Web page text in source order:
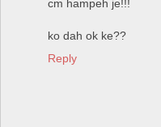
cm hampeh je!!!
ko dah ok ke??
Reply